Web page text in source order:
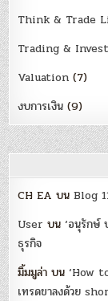
Think & Trade
Trading &
Valuation (7)
งบการเงิน (9)
CH EA บนBlog
User บน‘อนุรักษ์
ธุรกิจ
มิ้มมูล่า บน‘How
เทรดขาลงด้วย